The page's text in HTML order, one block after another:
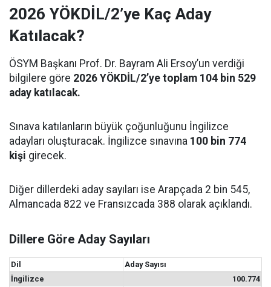
2026 YÖKDİL/2’ye Kaç Aday
Katılacak?
ÖSYM Başkanı Prof. Dr. Bayram Ali Ersoy’un verdiği
bilgilere göre 2026 YÖKDİL/2’ye toplam 104 bin 529
aday katılacak.
Sınava katılanların büyük çoğunluğunu İngilizce
adayları oluşturacak. İngilizce sınavına 100 bin 774
kişi girecek.
Diğer dillerdeki aday sayıları ise Arapçada 2 bin 545,
Almancada 822 ve Fransızcada 388 olarak açıklandı.
Dillere Göre Aday Sayıları
Dil
Aday Sayısı
İngilizce
100.774